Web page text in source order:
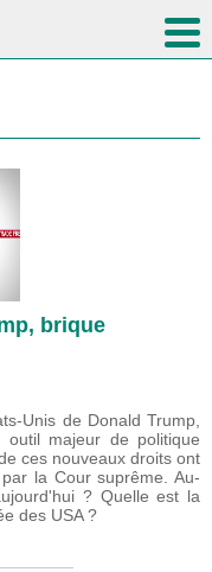
brique
Unis de Donald Trump,
majeur de politique
ces nouveaux droits ont
la Cour suprême. Au-
? Quelle est la
des USA ?